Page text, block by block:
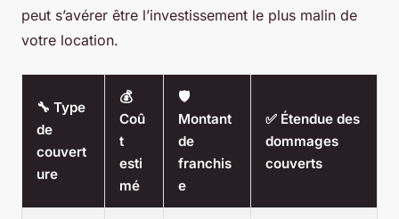
peut s’avérer être l’investissement le plus malin de
votre location.
🔧 Type
de
couvert
ure
💰
Coû
t
esti
mé
🛡️
Montant
de
franchis
e
✅ Étendue des
dommages
couverts